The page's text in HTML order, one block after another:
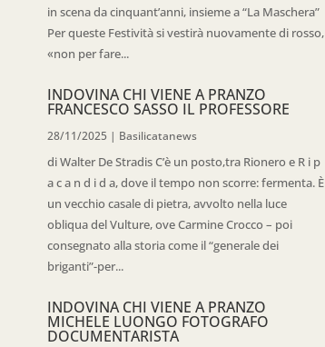
in scena da cinquant’anni, insieme a “La Maschera”
Per queste Festività si vestirà nuovamente di rosso,
«non per fare...
INDOVINA CHI VIENE A PRANZO
FRANCESCO SASSO IL PROFESSORE
28/11/2025 | Basilicatanews
di Walter De Stradis C’è un posto,tra Rionero e R i p
a c a n d i d a, dove il tempo non scorre: fermenta. È
un vecchio casale di pietra, avvolto nella luce
obliqua del Vulture, ove Carmine Crocco – poi
consegnato alla storia come il “generale dei
briganti”-per...
INDOVINA CHI VIENE A PRANZO
MICHELE LUONGO FOTOGRAFO
DOCUMENTARISTA